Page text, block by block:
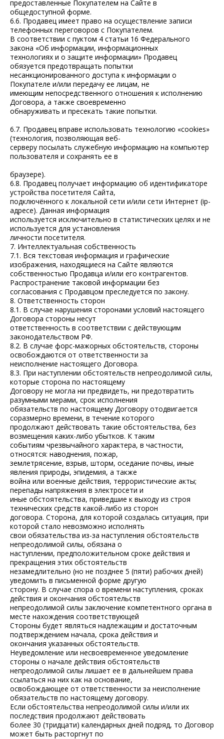
предоставленные Покупателем на Сайте в
общедоступной форме.
6.6. Продавец имеет право на осуществление записи
телефонных переговоров с Покупателем.
В соответствии с пуктом 4 статьи 16 Федерального
закона «Об информации, информационных
технологиях и о защите информации» Продавец
обязуется предотвращать попытки
несанкционированного доступа к информации о
Покупателе и/или передачу ее лицам, не
имеющим непосредственного отношения к исполнению
Договора, а также своевременно
обнаруживать и пресекать такие попытки.
6.7. Продавец вправе использовать технологию «cookies»
(технология, позволяющая веб-
серверу посылать служебную информацию на компьютер
пользователя и сохранять ее в
браузере).
6.8. Продавец получает информацию об идентификаторе
устройства посетителя Сайта,
подключённого к локальной сети и/или сети Интернет (ip-
адресе). Данная информация
используется исключительно в статистических целях и не
используется для установления
личности посетителя.
7. Интеллектуальная собственность
7.1. Вся текстовая информация и графические
изображения, находящиеся на Сайте являются
собственностью Продавца и/или его контрагентов.
Распространение таковой информации без
согласования с Продавцом преследуется по закону.
8. Ответственность сторон
8.1. В случае нарушения сторонами условий настоящего
Договора стороны несут
ответственность в соответствии с действующим
законодательством РФ.
8.2. В случае форс-мажорных обстоятельств, стороны
освобождаются от ответственности за
неисполнение настоящего Договора.
8.3. При наступлении обстоятельств непреодолимой силы,
которые сторона по настоящему
Договору не могла ни предвидеть, ни предотвратить
разумными мерами, срок исполнения
обязательств по настоящему Договору отодвигается
соразмерно времени, в течение которого
продолжают действовать такие обстоятельства, без
возмещения каких-либо убытков. К таким
событиям чрезвычайного характера, в частности,
относятся: наводнения, пожар,
землетрясение, взрыв, шторм, оседание почвы, иные
явления природы, эпидемия, а также
война или военные действия, террористические акты;
перепады напряжения в электросети и
иные обстоятельства, приведшие к выходу из строя
технических средств какой-либо из сторон
договора. Сторона, для которой создалась ситуация, при
которой стало невозможно исполнять
свои обязательства из-за наступления обстоятельств
непреодолимой силы, обязана о
наступлении, предположительном сроке действия и
прекращения этих обстоятельств
незамедлительно (но не позднее 5 (пяти) рабочих дней)
уведомить в письменной форме другую
сторону. В случае спора о времени наступления, сроках
действия и окончания обстоятельств
непреодолимой силы заключение компетентного органа в
месте нахождения соответствующей
Стороны будет являться надлежащим и достаточным
подтверждением начала, срока действия и
окончания указанных обстоятельств.
Неуведомление или несвоевременное уведомление
стороны о начале действия обстоятельств
непреодолимой силы лишает ее в дальнейшем права
ссылаться на них как на основание,
освобождающее от ответственности за неисполнение
обязательств по настоящему договору.
Если обстоятельства непреодолимой силы и/или их
последствия продолжают действовать
более 30 (тридцати) календарных дней подряд, то Договор
может быть расторгнут по
Доставка
Вопрос–ответ
О нас
© ИП Пономарев Д.А. ИНН 212304915100
Публичная оферта
Узнать цену